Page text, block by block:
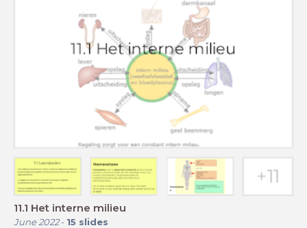
11.1 Het interne milieu
June 2022- 15 slides